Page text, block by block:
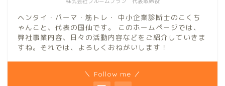
ヘンタイ・パーマ・筋トレ・ 中小企業診断士のこくち
ゃんこと、代表の国仙です。 このホームページでは、
弊社事業内容、日々の活動内容などをご紹介していきま
すね。それでは、よろしくおねがいします！
＼ Follow me ／